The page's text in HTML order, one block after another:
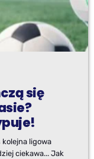
się
ligowa
ciekawa... Jak